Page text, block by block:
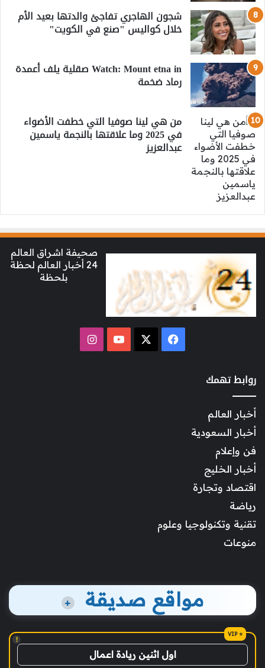
شجون الهاجري تفاجئ والدتها بعيد الأم
خلال كواليس "صنع في الكويت"
Watch: Mount etna in صقلية يلف أعمدة
رماد ضخمة
من هي لينا صوفيا التي خطفت الأضواء
في 2025 وما علاقتها بالنجمة ياسمين
عبدالعزيز
صحيفة اشراق العالم
24 أخبار العالم لحظة
بلحظة
فيسبوك ‫YouTubeانستقرام
روابط تهمك
أخبار العالم
أخبار السعودية
فن وإعلام
أخبار الخليج
اقتصاد وتجارة
رياضة
تقنية وتكنولوجيا وعلوم
منوعات
مواقع صديقة +
!
اول اثنين ريادة اعمال